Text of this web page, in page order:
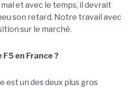
et avec le temps, il devrait
son retard. Notre travail avec
sur le marché.
en France ?
est un des deux plus gros